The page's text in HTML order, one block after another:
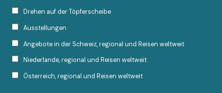
Drehen auf der Töpferscheibe
Ausstellungen
Angebote in der Schweiz, regional und Reisen weltweit
Niederlande, regional und Reisen weltweit
Österreich, regional und Reisen weltweit